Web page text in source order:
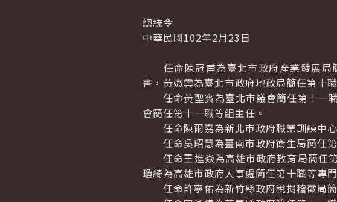
總統令
中華民國102年2月23日
任命陳冠甫為臺北市政府產業發展局
書，黃媺雲為臺北市政府地政局簡任第十
任命黃聖賓為臺北市議會簡任第十一職
會簡任第十一職等組主任。
任命陳爾嘉為新北市政府職業訓練中心
任命吳昭慧為臺南市政府衛生局簡任第
任命王進焱為高雄市政府教育局簡任第
瓊綺為高雄市政府人事處簡任第十職等專
任命許寧佑為新竹縣政府稅捐稽徵局簡